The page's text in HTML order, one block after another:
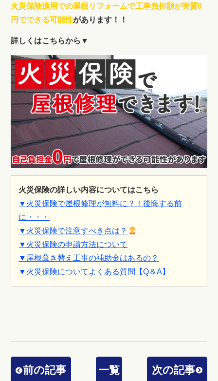
火災保険適用での屋根リフォームで工事負担額が実質0
円でできる可能性があります！！
詳しくはこちらから▼
火災保険の詳しい内容についてはこちら
▼火災保険で屋根修理が無料に？！後悔する前
に・・・
▼火災保険で注意すべき点は？
▼火災保険の申請方法について
▼屋根葺き替え工事の補助金はあるの？
▼火災保険についてよくある質問【Q＆A】
前の記事 一覧 次の記事